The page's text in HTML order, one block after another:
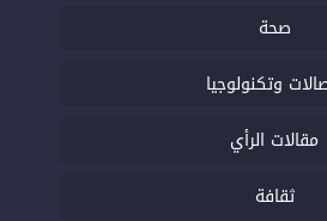
صحة
وتكنولوجيا
مقالات الرأي
ثقافة